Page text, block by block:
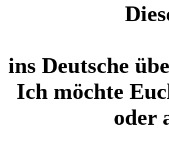
ins Deutsche
Ich möchte
oder